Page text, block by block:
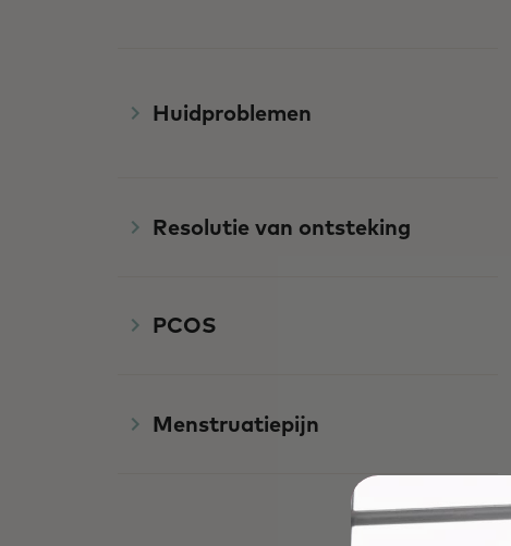
Huidproblemen
Resolutie van ontsteking
PCOS
Menstruatiepijn